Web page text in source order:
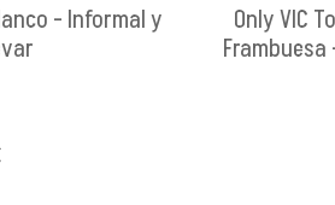
- Informal y
Only VIC